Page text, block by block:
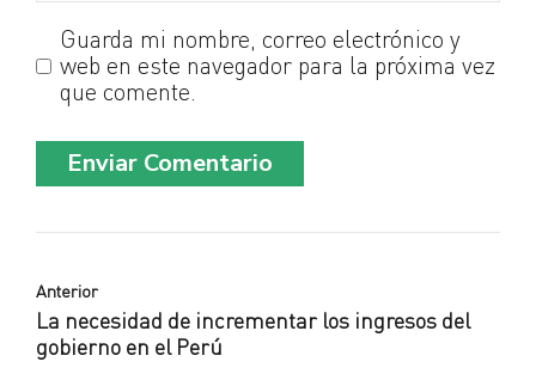
Guarda mi nombre, correo electrónico y
web en este navegador para la próxima vez
que comente.
Enviar Comentario
Anterior
La necesidad de incrementar los ingresos del
gobierno en el Perú